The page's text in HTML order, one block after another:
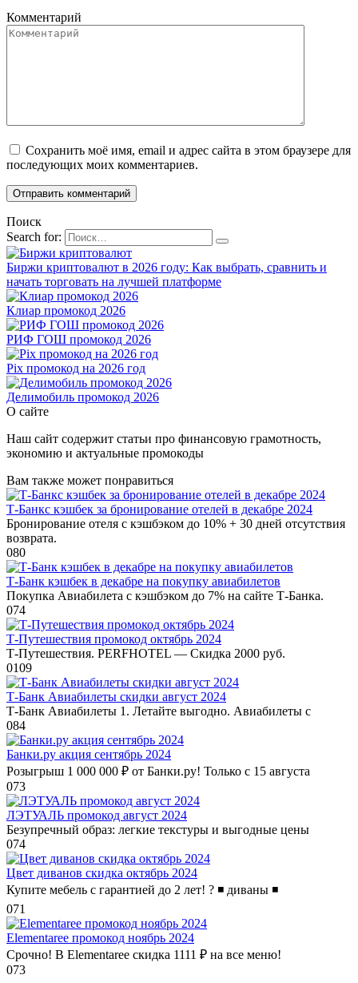
Комментарий
Сохранить моё имя, email и адрес сайта в этом браузере для
последующих моих комментариев.
Поиск
Search for:
Биржи криптовалют в 2026 году: Как выбрать, сравнить и
начать торговать на лучшей платформе
Клиар промокод 2026
РИФ ГОШ промокод 2026
Pix промокод на 2026 год
Делимобиль промокод 2026
О сайте
Наш сайт содержит статьи про финансовую грамотность,
экономию и актуальные промокоды
Вам также может понравиться
Т-Банкс кэшбек за бронирование отелей в декабре 2024
Бронирование отеля с кэшбэком до 10% + 30 дней отсутствия
возврата.
080
Т-Банк кэшбек в декабре на покупку авиабилетов
Покупка Авиабилета с кэшбэком до 7% на сайте Т-Банка.
074
Т-Путешествия промокод октябрь 2024
Т-Путешествия. PERFHOTEL — Скидка 2000 руб.
0109
Т-Банк Авиабилеты скидки август 2024
Т-Банк Авиабилеты 1. Летайте выгодно. Авиабилеты с
084
Банки.ру акция сентябрь 2024
Розыгрыш 1 000 000 ₽ от Банки.ру! Только с 15 августа
073
ЛЭТУАЛЬ промокод август 2024
Безупречный образ: легкие текстуры и выгодные цены
074
Цвет диванов скидка октябрь 2024
Купите мебель с гарантией до 2 лет! ? ◾️ диваны ◾️
071
Elementaree промокод ноябрь 2024
Срочно! В Elementaree скидка 1111 ₽ на все меню!
073